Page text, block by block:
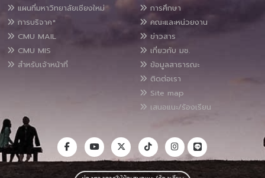
แผนที่มหาวิทยาลัยเชียงใหม่
การบริจาค*
CMU MAIL
CMU MIS
สำหรับเจ้าหน้าที่
การศึกษา
คณะและหน่วยงาน
ข่าวสาร
เกี่ยวกับ มช.
ข้อมูลสาธารณะ
ติดต่อเรา
Site map
เสนอแนะ/ร้องเรียน